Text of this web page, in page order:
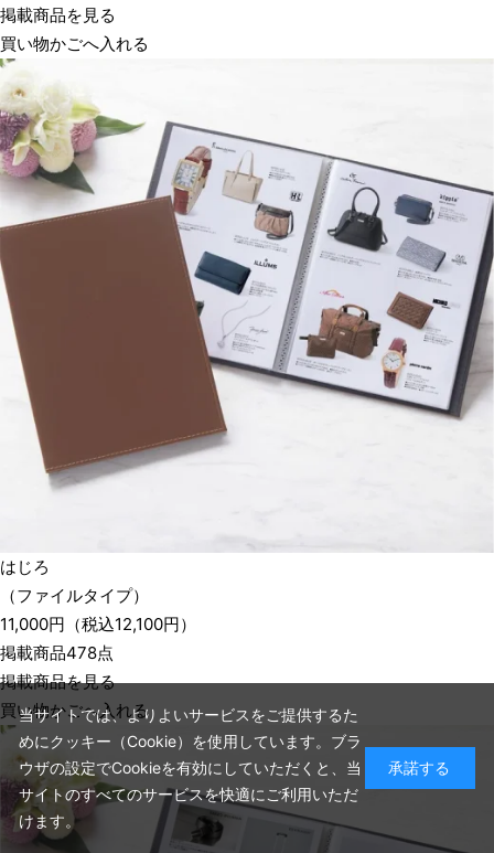
掲載商品を見る
買い物かごへ入れる
はじろ
（ファイルタイプ）
11,000円 （税込12,100円）
掲載商品478点
掲載商品を見る
買い物かごへ入れる
当サイトでは、よりよいサービスをご提供するた
めにクッキー（Cookie）を使用しています。ブラ
ウザの設定でCookieを有効にしていただくと、当
サイトのすべてのサービスを快適にご利用いただ
けます。
承諾する